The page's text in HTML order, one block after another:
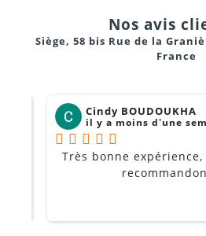
680 mm de large
Nos avis
Siège, 58 bis Rue de la
France
Cindy BOUDOUKHA
il y a moins d'une
Très bonne